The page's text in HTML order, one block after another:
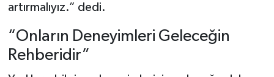
artırmalıyız.” dedi.
“Onların Deneyimleri Geleceğin
Rehberidir”